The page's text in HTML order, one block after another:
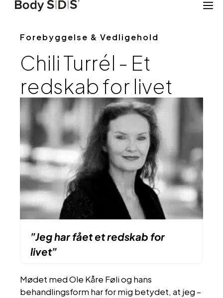
Hop
indholdForebyggelse & Vedligehold
Chili Turrél - Et
redskab for livet
”Jeg har fået et redskab for
livet”
Mødet med Ole Kåre Føli og hans
behandlingsform har for mig betydet, at jeg –